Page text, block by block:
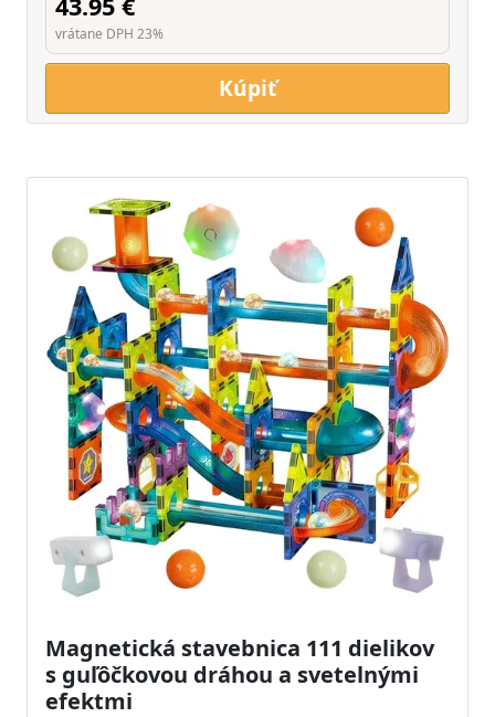
vrátane DPH 23%
Kúpiť
Magnetická stavebnica 111 dielikov
s guľôčkovou dráhou a svetelnými
efektmi